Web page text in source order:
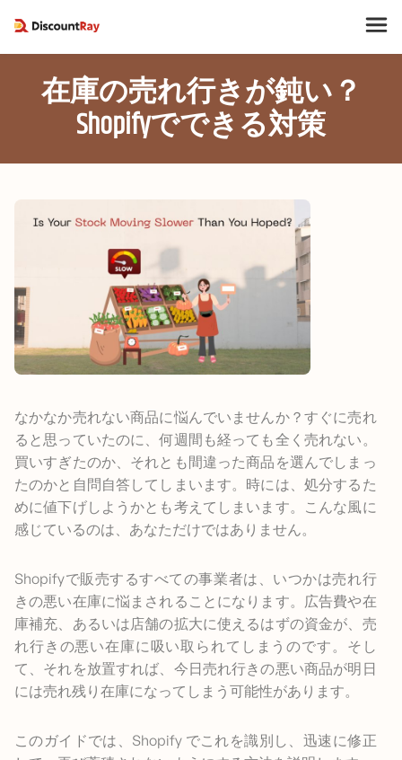
在庫の売れ行きが鈍い？
Shopifyでできる対策
なかなか売れない商品に悩んでいませんか？すぐに売れ
ると思っていたのに、何週間も経っても全く売れない。
買いすぎたのか、それとも間違った商品を選んでしまっ
たのかと自問自答してしまいます。時には、処分するた
めに値下げしようかとも考えてしまいます。こんな風に
感じているのは、あなただけではありません。
Shopifyで販売するすべての事業者は、いつかは売れ行
きの悪い在庫に悩まされることになります。広告費や在
庫補充、あるいは店舗の拡大に使えるはずの資金が、売
れ行きの悪い在庫に吸い取られてしまうのです。そし
て、それを放置すれば、今日売れ行きの悪い商品が明日
には売れ残り在庫になってしまう可能性があります。
このガイドでは、Shopify でこれを識別し、迅速に修正